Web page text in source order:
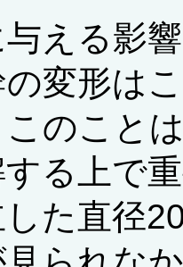
える影
の変形は
のこと
る上で
た直径